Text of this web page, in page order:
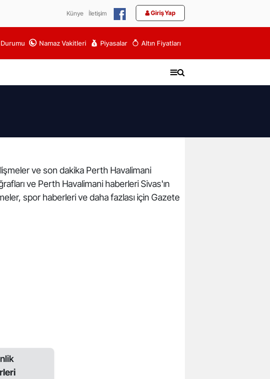
Künye İletişim Giriş Yap
Namaz Vakitleri Piyasalar Altın Fiyatları
ve son dakika Perth Havalimani
ve Perth Havalimani haberleri Sivas'ın
spor haberleri ve daha fazlası için Gazete